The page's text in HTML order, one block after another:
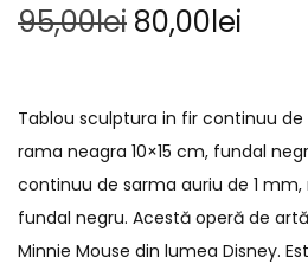
95,00lei 80,00lei
Tablou sculptura in fir continuu de
rama neagra 10×15 cm, fundal
continuu de sarma auriu de 1 mm,
fundal negru. Acestă operă de
Minnie Mouse din lumea Disney.